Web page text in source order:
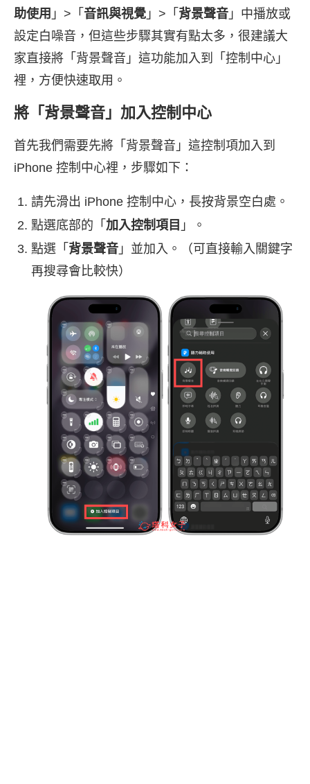
助使用 」>「 音訊與視覺 」>「 背景聲音 」中播放或
設定白噪音，但這些步驟其實有點太多，很建議大
家直接將「背景聲音」這功能加入到「控制中心」
裡，方便快速取用。
將「背景聲音」加入控制中心
首先我們需要先將「背景聲音」這控制項加入到
iPhone 控制中心裡，步驟如下：
請先滑出 iPhone 控制中心，長按背景空白處。
點選底部的「 加入控制項目 」。
點選「 背景聲音 」並加入。（可直接輸入關鍵字
再搜尋會比較快）